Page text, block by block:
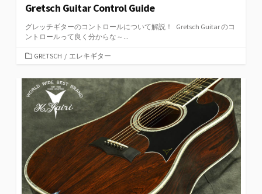
Gretsch Guitar Control Guide
グレッチギターのコントロールについて解説！ Gretsch Guitar のコ
ントロールって良く分からな～...
カ
ゴ
リ
GRETSCH / エレキギター